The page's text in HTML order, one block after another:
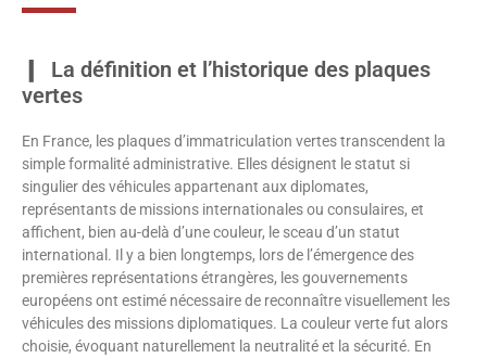
La définition et l’historique des plaques
vertes
En France, les plaques d’immatriculation vertes transcendent la
simple formalité administrative. Elles désignent le statut si
singulier des véhicules appartenant aux diplomates,
représentants de missions internationales ou consulaires, et
affichent, bien au-delà d’une couleur, le sceau d’un statut
international. Il y a bien longtemps, lors de l’émergence des
premières représentations étrangères, les gouvernements
européens ont estimé nécessaire de reconnaître visuellement les
véhicules des missions diplomatiques. La couleur verte fut alors
choisie, évoquant naturellement la neutralité et la sécurité. En